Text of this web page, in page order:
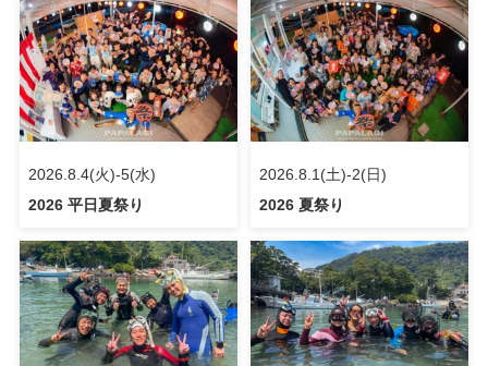
2026.8.4(火)-5(水)
2026 平日夏祭り
2026.8.1(土)-2(日)
2026 夏祭り